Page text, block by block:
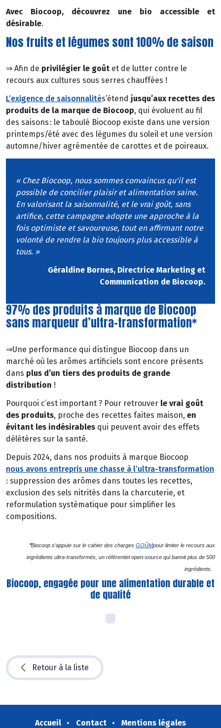
Avec Biocoop, découvrez une bio accessible et
désirable.
Nos fruits et légumes sont 100% de saison
⇒ Afin de privilégier le goût et de lutter contre le
recours aux cultures sous serres chauffées !
L’exigence de saisonnalités’étend jusqu’aux recettes des
produits de la marque de Biocoop, qui évoluent au fil
des saisons : le taboulé Biocoop existe dans une version
printemps/été avec des légumes du soleil et une version
automne/hiver agrémentée de carottes et de poireaux.
« Chez Biocoop, nous sommes convaincus qu'il est
possible de concilier plaisir et alimentation saine.
En valorisant la saisonnalité, et le vrai goût, sans
artifice, cette campagne adopte une approche à la
fois optimiste et savoureuse, tout en affirmant notre
volonté de rendre la bio toujours plus accessible à
tous. »
Géraldine Bornes, Directrice Marketing et
Communication de Biocoop.
97% des produits à marque de Biocoop
sans marqueur d’ultra-transformation*
⇒Une performance qui distingue Biocoop dans un
marché où les arômes artificiels sont encore présents
dans plus d’un tiers des produits de grande
distribution !
Pourquoi c’est important ? Pour retrouver le vrai goût
des produits, proche des recettes faites maison, en
évitant les indésirables qui peuvent avoir des effets
délétères sur la santé.
Depuis 2024, dans nos produits à marque Biocoop
nous avons entrepris une chasse à l’ultra-transformation
: suppression des arômes dans toutes les recettes,
exclusion des sels nitrités dans la charcuterie, et
reformulation systématique pour simplifier les
compositions.
*Biocoop s’appuie sur le cahier des charges GOÛMpour limiter le recours aux
ingrédients ultra-transformés, un référentiel open-source qui bannit plus de 500
ingrédients.
Biocoop, engagée pour une alimentation durable et
de qualité
Retour à la liste
Accueil Contact
Mentions légales